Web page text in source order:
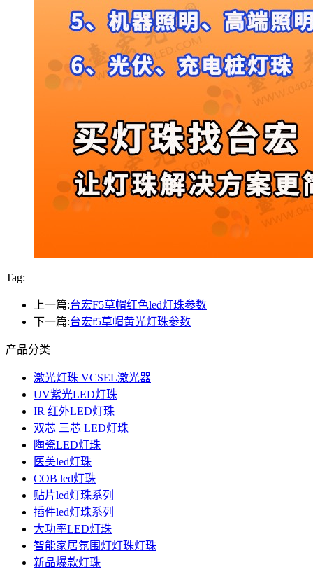
Tag:
上一篇:台宏F5草帽红色led灯珠参数
下一篇:台宏f5草帽黄光灯珠参数
产品分类
激光灯珠 VCSEL激光器
UV紫光LED灯珠
IR 红外LED灯珠
双芯 三芯 LED灯珠
陶瓷LED灯珠
医美led灯珠
COB led灯珠
贴片led灯珠系列
插件led灯珠系列
大功率LED灯珠
智能家居氛围灯灯珠灯珠
新品爆款灯珠